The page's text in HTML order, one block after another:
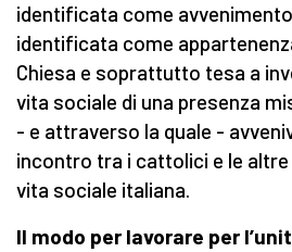
identificata come
identificata come
Chiesa e soprattutto tesa a
vita sociale di una presenza
- e attraverso la quale -
incontro tra i cattolici e le
vita sociale italiana.
Il modo per lavorare per